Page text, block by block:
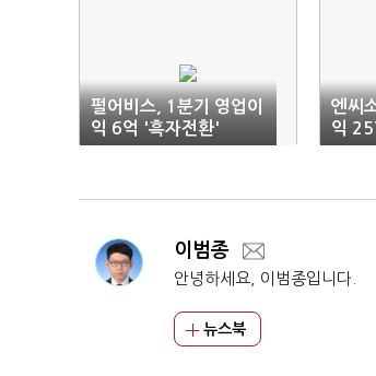
펄어비스, 1분기 영업이
익 6억 '흑자전환'
엔씨
익
8% ↓
이범종
안녕하세요, 이범종입니다.
뉴스북